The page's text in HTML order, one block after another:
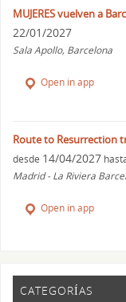
MUJERES vuelven a
22/01/2027
Sala Apollo, Barcelona
Open in app
Route to Resurrection
desde 14/04/2027
Madrid - La Riviera
Open in app
CATEGORÍAS